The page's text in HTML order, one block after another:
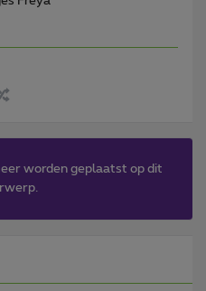
worden geplaatst op dit